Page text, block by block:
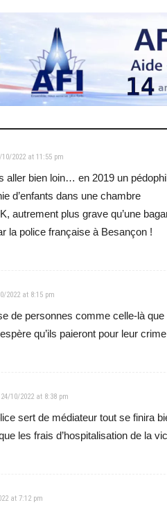
10/2022 at 11:55 pm
aller bien loin… en 2019 un
d’enfants dans une chambre
autrement plus grave qu’une
la police française à Besançon !
2022 at 8:15 pm
de personnes comme celle-là
qu’ils paieront pour leur
24/10/2022 at 8:38 pm
sert de médiateur tout se finira
les frais d’hospitalisation de la
at 7:12 pm